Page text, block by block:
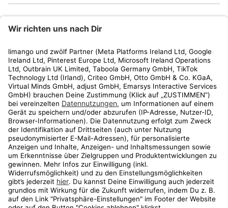
Kundenservice
Shop
Aktionen
Travel